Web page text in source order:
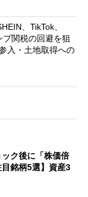
、TikTok、
関税の回避を狙
入・土地取得への
ック後に「株価倍
銘柄5選】資産3